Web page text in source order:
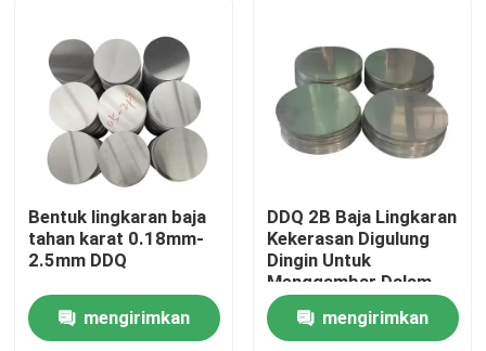
Rumah
Bentuk lingkaran baja
tahan karat 0.18mm-
2.5mm DDQ
mengirimkan
DDQ 2B Baja Lingkaran
Kekerasan Digulung
Dingin Untuk
Menggambar Dalam
0.18mm - 2.5mm
mengirimkan